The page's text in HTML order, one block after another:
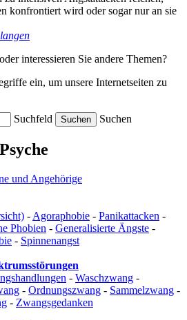
konfrontiert wird oder sogar nur an sie
interessieren Sie andere Themen?
ein, um unsere Internetseiten zu
Suchfeld Suchen
und Angehörige
- Agoraphobie - Panikattacken -
Phobien - Generalisierte Ängste -
- Spinnenangst
- Waschzwang -
- Ordnungszwang - Sammelzwang -
- Zwangsgedanken